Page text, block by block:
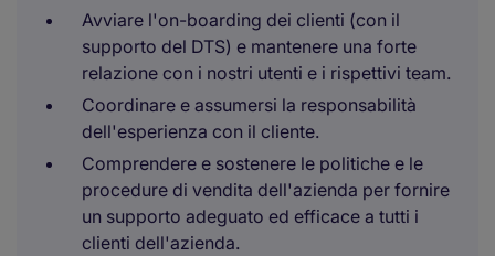
Avviare l'on-boarding dei clienti (con il
supporto del DTS) e mantenere una forte
relazione con i nostri utenti e i rispettivi team.
Coordinare e assumersi la responsabilità
dell'esperienza con il cliente.
Comprendere e sostenere le politiche e le
procedure di vendita dell'azienda per fornire
un supporto adeguato ed efficace a tutti i
clienti dell'azienda.